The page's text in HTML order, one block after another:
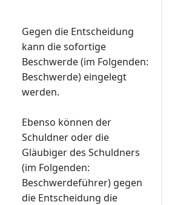
Gegen die Entscheidung
kann die sofortige
Beschwerde (im Folgenden:
Beschwerde) eingelegt
werden.
Ebenso können der
Schuldner oder die
Gläubiger des Schuldners
(im Folgenden:
Beschwerdeführer) gegen
die Entscheidung die